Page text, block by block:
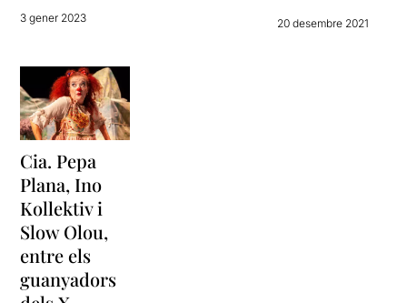
3 gener 2023 20 desembre 2021
Cia. Pepa
Plana, Ino
Kollektiv i
Slow Olou,
entre els
guanyadors